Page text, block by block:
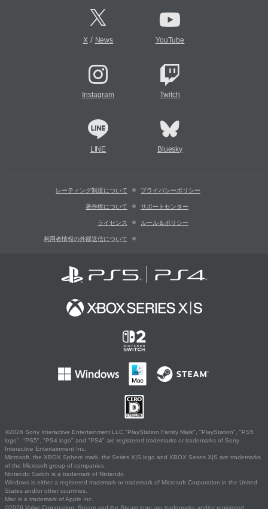
X/ News YouTube
Instagram Twitch
LINE Bluesky
レーティング制度について プライバシーポリシー
著作権について サポートセンター
ライセンス ルール＆ポリシー
利用者情報の外部送信について
©2026 Sony Interactive Entertainment LLC."PlayStation Family Mark", "PlayStation", "PS5
logo", "PS5", "PS4 logo" and "PS4" are registered trademarks or trademarks of Sony
Interactive Entertainment Inc.
Microsoft, the XBOX Sphere mark, the Series X|S logo and XBOX Series X|S are trademarks
of the Microsoft group of companies.
Nintendo Switch is a trademark of Nintendo.
Windows is either a registered trademark or trademark of Microsoft Corporation in the United
States and/or other countries.
Mac is a trademark of Apple Inc.
©2026 Valve Corporation. Steam and the Steam logo are trademarks and/or registered